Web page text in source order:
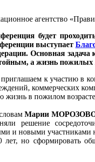
агентство
будет
выступает
Основная задача
а жизнь пожилых
к участию в
коммерческих
жизнь в пожилом
Марии МОРОЗОВОЙ,
решение
и новыми участниками
но сформировать